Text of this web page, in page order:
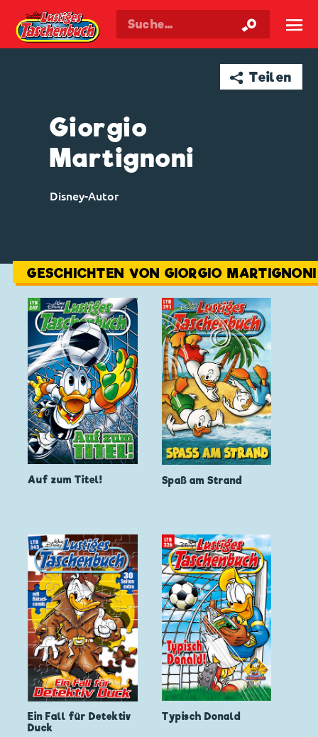
Walt Disneys Taschenbuch ☰
➦ Teilen
Giorgio
Martignoni
Disney-Autor
GESCHICHTEN VON GIORGIO MARTIGNONI
Auf zum Titel! Spaß am Strand
Ein Fall für Detektiv
Duck
Typisch Donald